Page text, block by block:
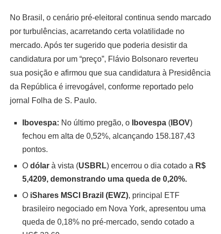
No Brasil, o cenário pré-eleitoral continua sendo marcado
por turbulências, acarretando certa volatilidade no
mercado. Após ter sugerido que poderia desistir da
candidatura por um “preço”, Flávio Bolsonaro reverteu
sua posição e afirmou que sua candidatura à Presidência
da República é irrevogável, conforme reportado pelo
jornal Folha de S. Paulo.
Ibovespa: No último pregão, o Ibovespa ( IBOV)
fechou em alta de 0,52%, alcançando 158.187,43
pontos.
O dólar à vista (USBRL) encerrou o dia cotado a R$
5,4209, demonstrando uma queda de 0,20%.
O iShares MSCI Brazil (EWZ), principal ETF
brasileiro negociado em Nova York, apresentou uma
queda de 0,18% no pré-mercado, sendo cotado a